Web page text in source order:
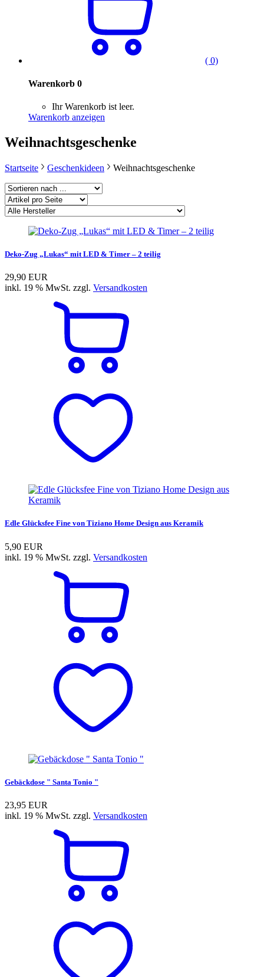
( 0)
Warenkorb 0
Ihr Warenkorb ist leer.
Warenkorb anzeigen
Weihnachtsgeschenke
Startseite Geschenkideen Weihnachtsgeschenke
Deko-Zug „Lukas“ mit LED & Timer – 2 teilig
29,90 EUR
inkl. 19 % MwSt. zzgl. Versandkosten
Edle Glücksfee Fine von Tiziano Home Design aus Keramik
5,90 EUR
inkl. 19 % MwSt. zzgl. Versandkosten
Gebäckdose " Santa Tonio "
23,95 EUR
inkl. 19 % MwSt. zzgl. Versandkosten